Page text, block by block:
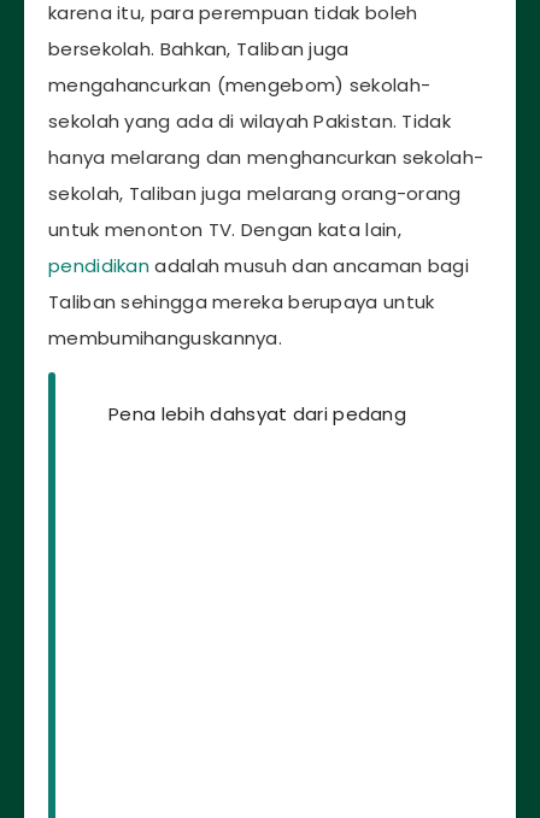
karena itu, para perempuan tidak boleh
bersekolah. Bahkan, Taliban juga
mengahancurkan (mengebom) sekolah-
sekolah yang ada di wilayah Pakistan. Tidak
hanya melarang dan menghancurkan sekolah-
sekolah, Taliban juga melarang orang-orang
untuk menonton TV. Dengan kata lain,
pendidikan adalah musuh dan ancaman bagi
Taliban sehingga mereka berupaya untuk
membumihanguskannya.
Pena lebih dahsyat dari pedang